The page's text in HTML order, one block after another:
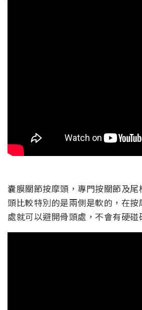
囊膜關節按摩頭，專門按關節及
頭比較特別的是兩側是軟的，在
處就可以避開骨頭處，不會有硬碰